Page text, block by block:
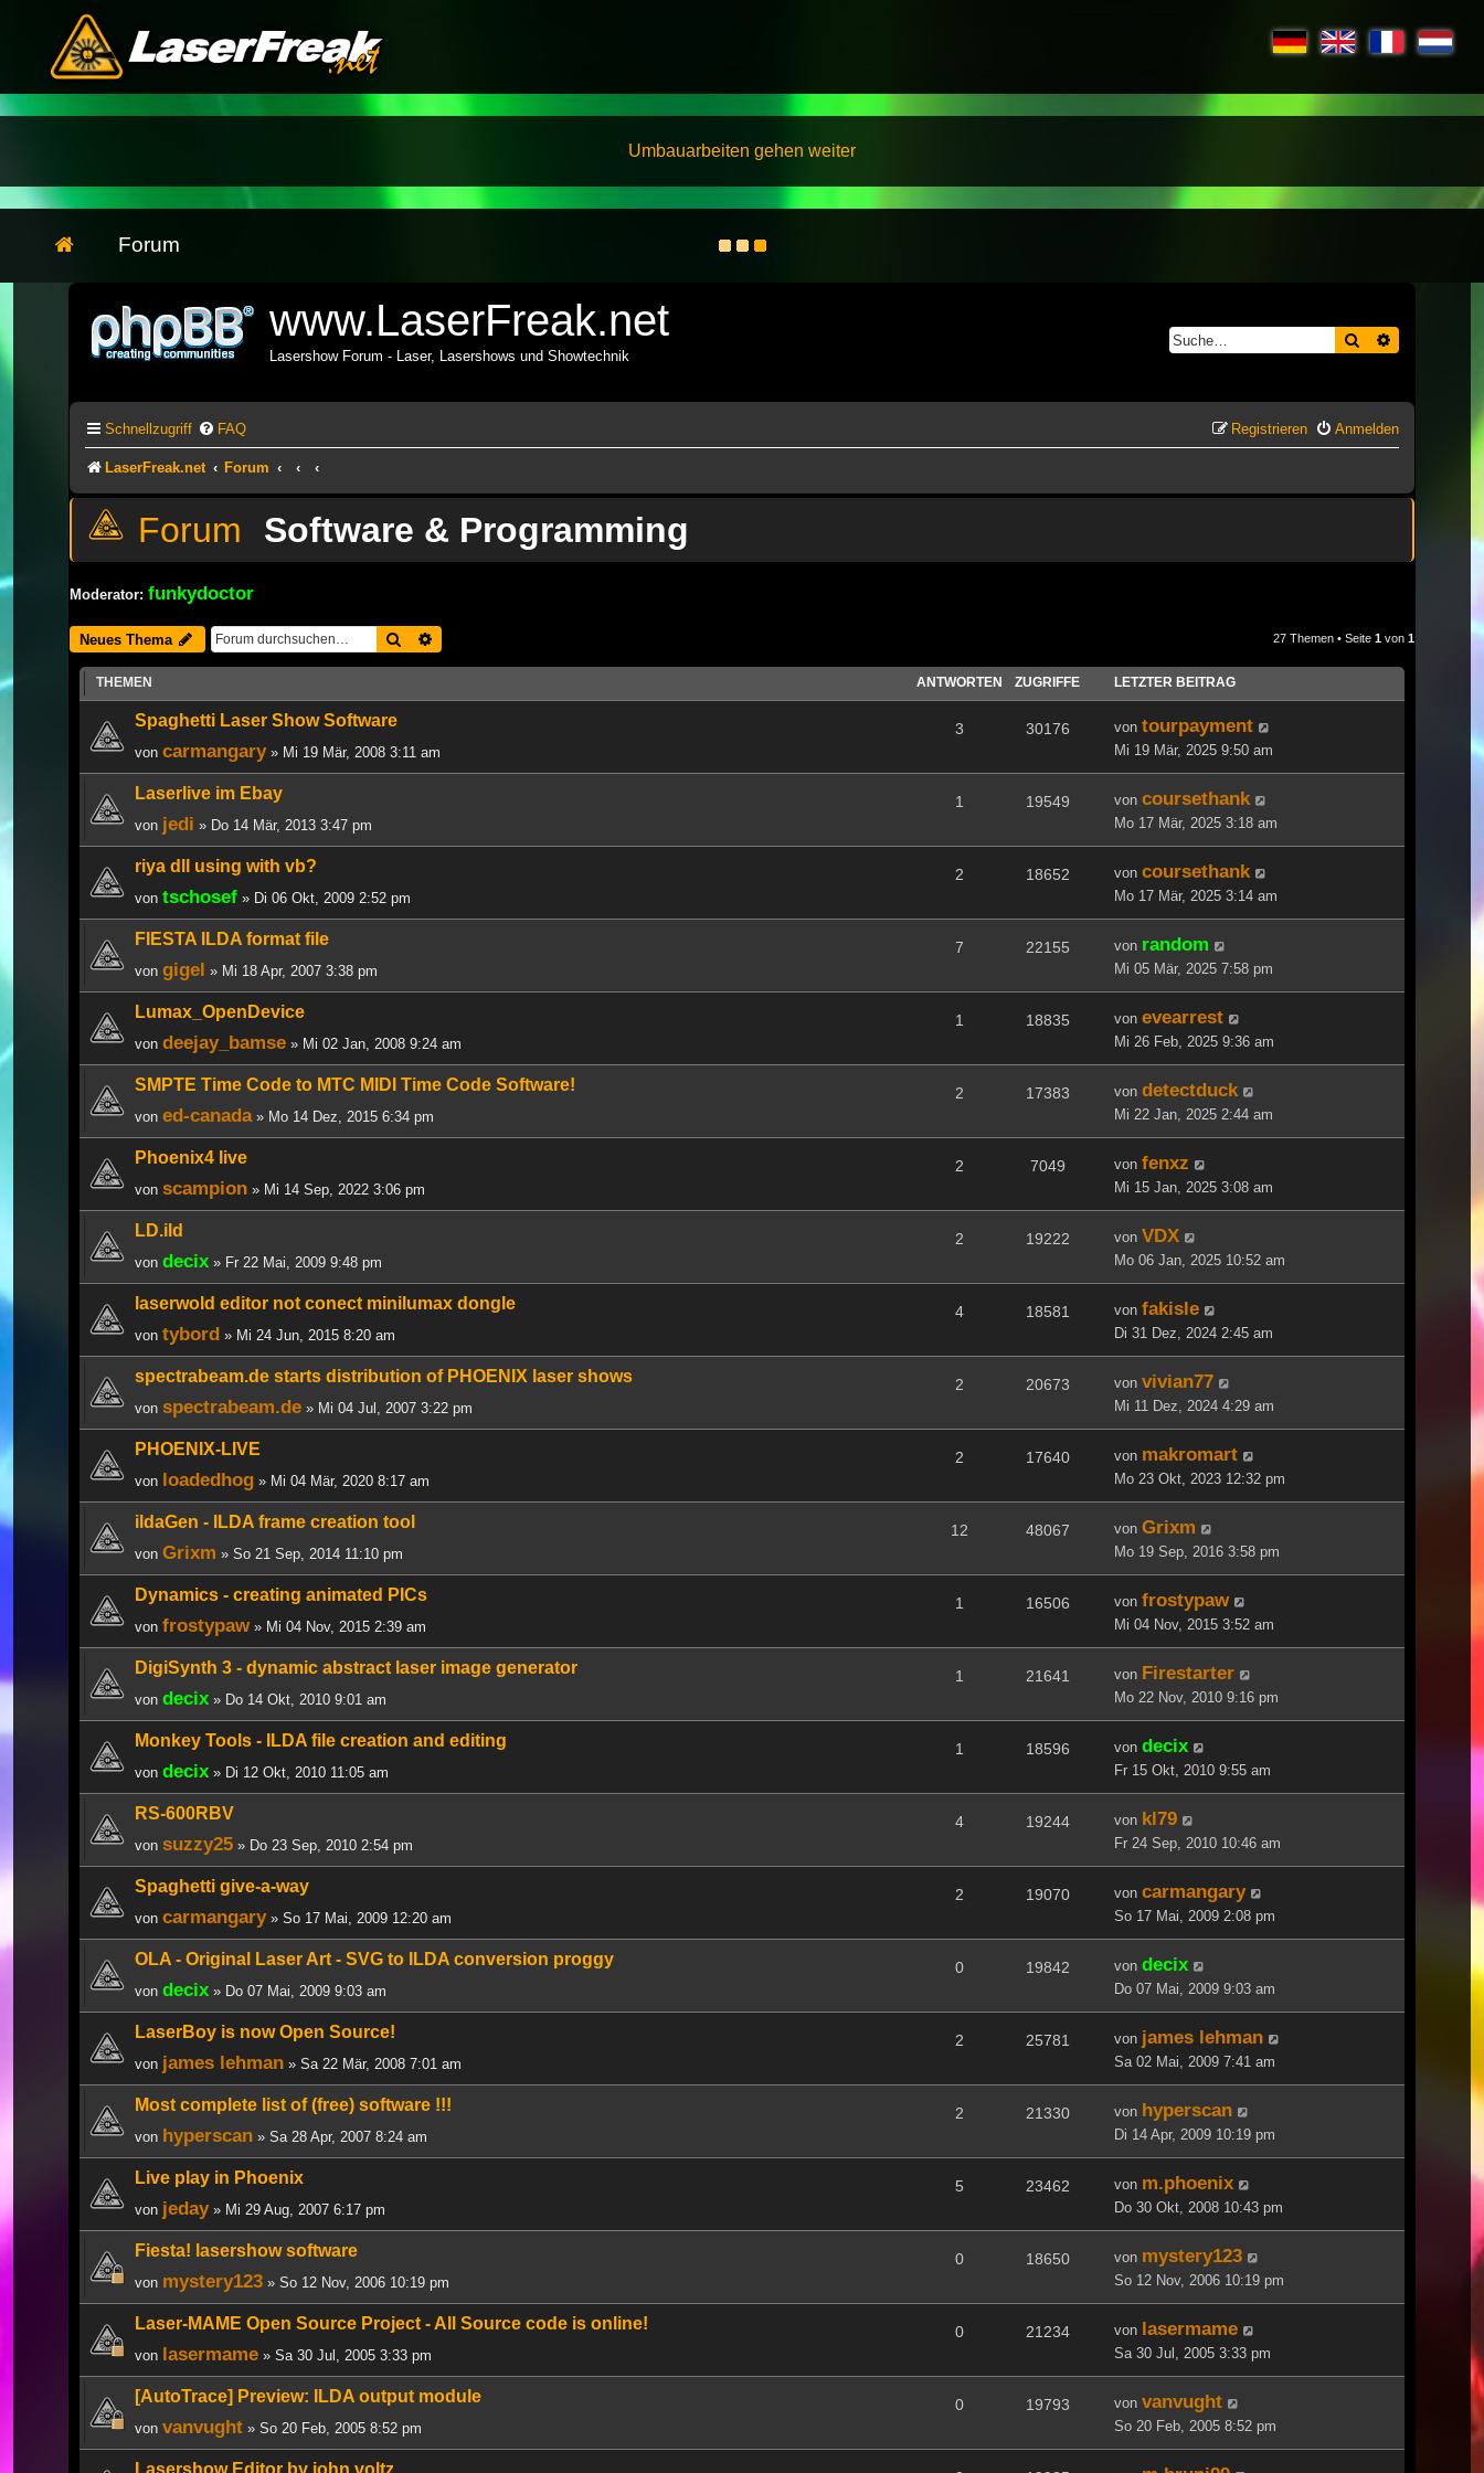
Umbauarbeiten gehen weiter
Forum
www.LaserFreak.net
Lasershow Forum - Laser, Lasershows und Showtechnik
Suche
Schnellzugriff FAQ Anmelden
Registrieren
LaserFreak.net Forum
Software & Programming
Moderator: funkydoctor
Neues Thema Suche 27 Themen • Seite 1 von 1
THEMEN ANTWORTEN ZUGRIFFE LETZTER BEITRAG
Spaghetti Laser Show Software
von carmangary» Mi 19 Mär, 2008 3:11 am
3 30176 von tourpayment
Mi 19 Mär, 2025 9:50 am
Laserlive im Ebay
von jedi » Do 14 Mär, 2013 3:47 pm
1 19549 von coursethank
Mo 17 Mär, 2025 3:18 am
riya dll using with vb?
von tschosef » Di 06 Okt, 2009 2:52 pm
2 18652 von coursethank
Mo 17 Mär, 2025 3:14 am
FIESTA ILDA format file
von gigel » Mi 18 Apr, 2007 3:38 pm
7 22155 von random
Mi 05 Mär, 2025 7:58 pm
Lumax_OpenDevice
von deejay_bamse » Mi 02 Jan, 2008 9:24 am
1 18835 von evearrest
Mi 26 Feb, 2025 9:36 am
SMPTE Time Code to MTC MIDI Time Code Software!
von ed-canada» Mo 14 Dez, 2015 6:34 pm
2 17383 von detectduck
Mi 22 Jan, 2025 2:44 am
Phoenix4 live
von scampion » Mi 14 Sep, 2022 3:06 pm
2 7049 von fenxz
Mi 15 Jan, 2025 3:08 am
LD.ild
von decix » Fr 22 Mai, 2009 9:48 pm
2 19222 von VDX
Mo 06 Jan, 2025 10:52 am
laserwold editor not conect minilumax dongle
von tybord » Mi 24 Jun, 2015 8:20 am
4 18581 von fakisle
Di 31 Dez, 2024 2:45 am
spectrabeam.de starts distribution of PHOENIX laser shows
von spectrabeam.de » Mi 04 Jul, 2007 3:22 pm
2 20673 von vivian77
Mi 11 Dez, 2024 4:29 am
PHOENIX-LIVE
von loadedhog » Mi 04 Mär, 2020 8:17 am
2 17640 von makromart
Mo 23 Okt, 2023 12:32 pm
ildaGen - ILDA frame creation tool
von Grixm » So 21 Sep, 2014 11:10 pm
12 48067 von Grixm
Mo 19 Sep, 2016 3:58 pm
Dynamics - creating animated PICs
von frostypaw » Mi 04 Nov, 2015 2:39 am
1 16506 von frostypaw
Mi 04 Nov, 2015 3:52 am
DigiSynth 3 - dynamic abstract laser image generator
von decix » Do 14 Okt, 2010 9:01 am
1 21641 von Firestarter
Mo 22 Nov, 2010 9:16 pm
Monkey Tools - ILDA file creation and editing
von decix » Di 12 Okt, 2010 11:05 am
1 18596 von decix
Fr 15 Okt, 2010 9:55 am
RS-600RBV
von suzzy25 » Do 23 Sep, 2010 2:54 pm
4 19244 von kl79
Fr 24 Sep, 2010 10:46 am
Spaghetti give-a-way
von carmangary» So 17 Mai, 2009 12:20 am
2 19070 von carmangary
So 17 Mai, 2009 2:08 pm
OLA - Original Laser Art - SVG to ILDA conversion proggy
von decix » Do 07 Mai, 2009 9:03 am
0 19842 von decix
Do 07 Mai, 2009 9:03 am
LaserBoy is now Open Source!
von james lehman » Sa 22 Mär, 2008 7:01 am
2 25781 von james lehman
Sa 02 Mai, 2009 7:41 am
Most complete list of (free) software !!!
von hyperscan » Sa 28 Apr, 2007 8:24 am
2 21330 von hyperscan
Di 14 Apr, 2009 10:19 pm
Live play in Phoenix
von jeday» Mi 29 Aug, 2007 6:17 pm
5 23462 von m.phoenix
Do 30 Okt, 2008 10:43 pm
Fiesta! lasershow software
von mystery123 » So 12 Nov, 2006 10:19 pm
0 18650 von mystery123
So 12 Nov, 2006 10:19 pm
Laser-MAME Open Source Project - All Source code is online!
von lasermame » Sa 30 Jul, 2005 3:33 pm
0 21234 von lasermame
Sa 30 Jul, 2005 3:33 pm
[AutoTrace] Preview: ILDA output module
von vanvught » So 20 Feb, 2005 8:52 pm
0 19793 von vanvught
So 20 Feb, 2005 8:52 pm
Lasershow Editor by john voltz